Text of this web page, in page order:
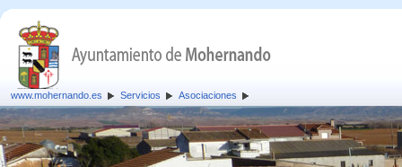
www.mohernando.es Servicios Asociaciones